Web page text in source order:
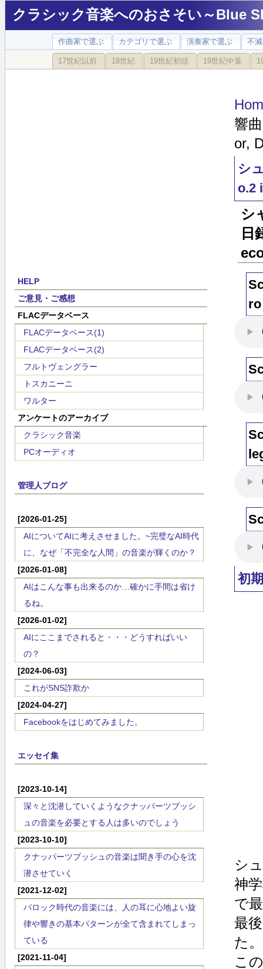
クラシック音楽へのおさそい～Blue
作曲家で選ぶ カテゴリで選ぶ 演奏家で選ぶ 不
17世紀以前 18世紀 19世紀初頭 19世紀中葉
HELP
ご意見・ご感想
FLACデータベース
FLACデータベース(1)
FLACデータベース(2)
フルトヴェングラー
トスカニーニ
ワルター
アンケートのアーカイブ
クラシック音楽
PCオーディオ
管理人ブログ
[2026-01-25]
AIについてAIに考えさせました。~完璧なAI時代
に、なぜ「不完全な人間」の音楽が輝くのか？
[2026-01-08]
AIはこんな事も出来るのか…確かに手間は省け
るね。
[2026-01-02]
AIにここまでされると・・・どうすればいい
の？
[2024-06-03]
これがSNS詐欺か
[2024-04-27]
Facebookをはじめてみました。
エッセイ集
[2023-10-14]
深々と沈潜していくようなクナッパーツブッシ
ュの音楽を必要とする人は多いのでしょう
[2023-10-10]
クナッパーツブッシュの音楽は聞き手の心を沈
潜させていく
[2021-12-02]
バロック時代の音楽には、人の耳に心地よい旋
律や響きの基本パターンが全て含まれてしまっ
ている
[2021-11-04]
響
or,
シ
o.2
シ
日
初
シ
神
で
最
た。
こ